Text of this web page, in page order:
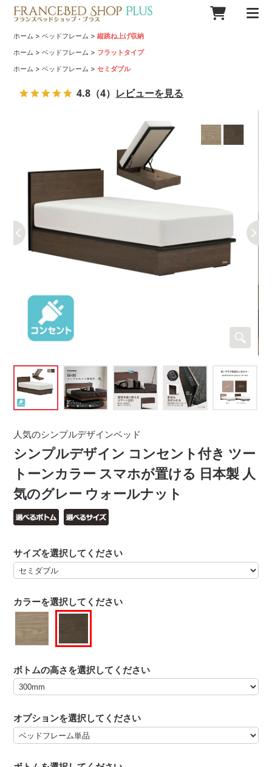
ホーム >ベッドフレーム >縦跳ね上げ収納
ホーム >ベッドフレーム > フラットタイプ
ホーム >ベッドフレーム >セミダブル
シンプルデザイン コンセント付き ツー
トーンカラー スマホが置ける 日本製 人
気のグレー ウォールナット
人気のシンプルデザインベッド
カラーを選択してください
サイズを選択してください
ボトムの高さを選択してください
オプションを選択してください
4.8 （4） レビューを見る